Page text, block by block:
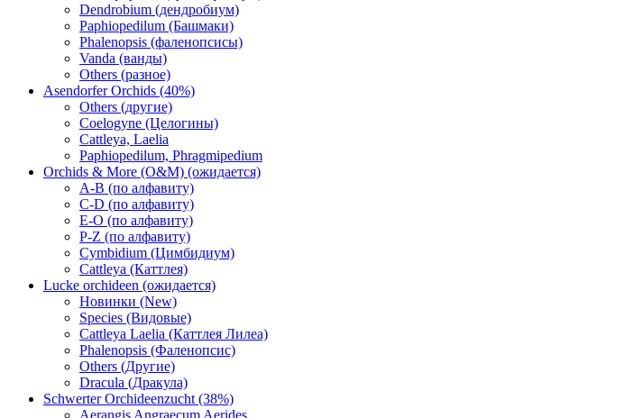
Dendrobium (дендробиум)
Paphiopedilum (Башмаки)
Phalenopsis (фаленопсисы)
Vanda (ванды)
Others (разное)
Asendorfer Orchids (40%)
Others (другие)
Coelogyne (Целогины)
Cattleya, Laelia
Paphiopedilum, Phragmipedium
Orchids & More (O&M) (ожидается)
A-B (по алфавиту)
C-D (по алфавиту)
E-O (по алфавиту)
P-Z (по алфавиту)
Cymbidium (Цимбидиум)
Cattleya (Каттлея)
Lucke orchideen (ожидается)
Новинки (New)
Species (Видовые)
Cattleya Laelia (Каттлея Лилеа)
Phalenopsis (Фаленопсис)
Others (Другие)
Dracula (Дракула)
Schwerter Orchideenzucht (38%)
Aerangis Angraecum Aerides